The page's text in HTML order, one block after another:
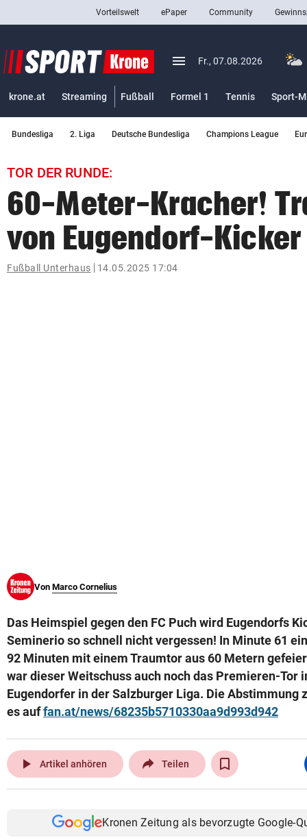
closeSchließen
Abonnieren
bookmark
search
Suchbegriff
eingeben
Vorteilswelt ePaper Community
menu Menü aufklappen
Fr., 07.08.2026
krone.at Streaming Fußball Formel 1 Tennis Sport-
Bundesliga 2. Liga Deutsche Bundesliga Champions League
TOR DER RUNDE:
60-Meter-Kracher!
von Eugendorf-Kicker
Fußball Unterhaus 14.05.2025 17:04
Von Marco Cornelius
Das Heimspiel gegen den FC Puch wird Eugendorfs
Seminerio so schnell nicht vergessen! In Minute 61
92 Minuten mit einem Traumtor aus 60 Metern
war dieser Weitschuss auch noch das Premieren-Tor
Eugendorfer in der Salzburger Liga. Die Abstimmung
es auffan.at/news/68235b5710330aa9d993d942
play_arrow Artikel anhören Teilen
Kronen Zeitung als bevorzugte Google-